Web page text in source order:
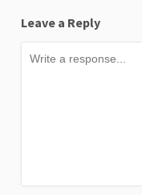
Leave a Reply